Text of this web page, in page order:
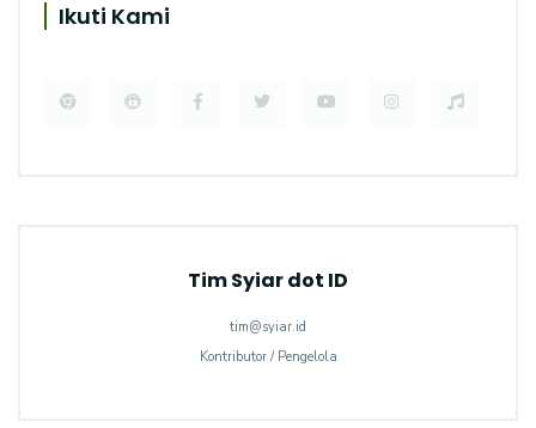
Ikuti Kami
Tim Syiar dot ID
tim@syiar.id
Kontributor / Pengelola